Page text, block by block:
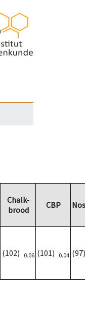
Chalk-
brood
CBP
(102) 0.06 (101) 0.04